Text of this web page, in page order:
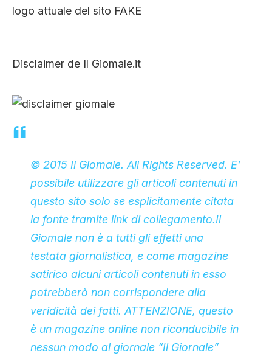
logo attuale del sito FAKE
Disclaimer de Il Giomale.it
© 2015 Il Giomale. All Rights Reserved. E’
possibile utilizzare gli articoli contenuti in
questo sito solo se esplicitamente citata
la fonte tramite link di collegamento.Il
Giomale non è a tutti gli effetti una
testata giornalistica, e come magazine
satirico alcuni articoli contenuti in esso
potrebberò non corrispondere alla
veridicità dei fatti. ATTENZIONE, questo
è un magazine online non riconducibile in
nessun modo al giornale “Il Giornale”